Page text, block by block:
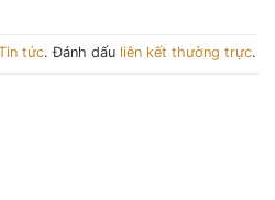
tức. Đánh dấu liên kết thường trực.